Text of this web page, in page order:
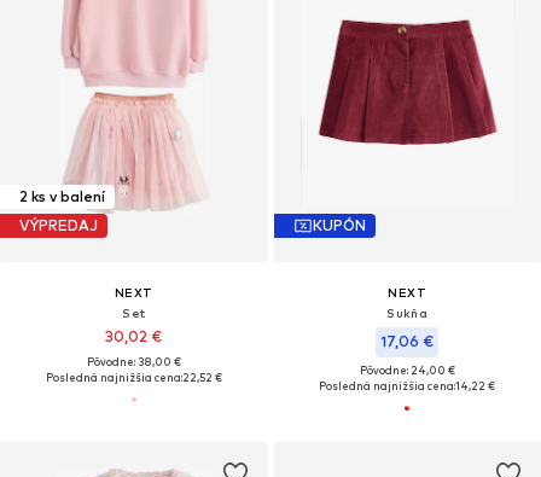
2 ks v balení
VÝPREDAJ
NEXT
Set
30,02 €
Pôvodne: 38,00 €
Posledná najnižšia cena:22,52 €
KUPÓN
NEXT
Sukňa
17,06 €
Pôvodne: 24,00 €
Posledná najnižšia cena:14,22 €